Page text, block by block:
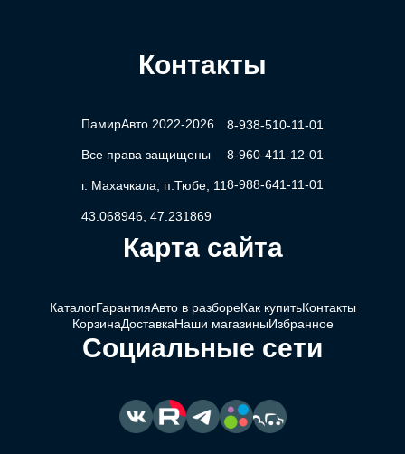
Контакты
ПамирАвто 2022-2026
Все права защищены
г. Махачкала, п.Тюбе, 11
43.068946, 47.231869
8-938-510-11-01
8-960-411-12-01
8-988-641-11-01
Карта сайта
КаталогГарантияАвто в разбореКак купитьКонтакты
КорзинаДоставкаНаши магазиныИзбранное
Социальные сети